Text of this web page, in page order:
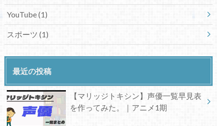
YouTube(1)
スポーツ (1)
最近の投稿
【マリッジトキシン】声優一覧早見表
を作ってみた。｜アニメ1期